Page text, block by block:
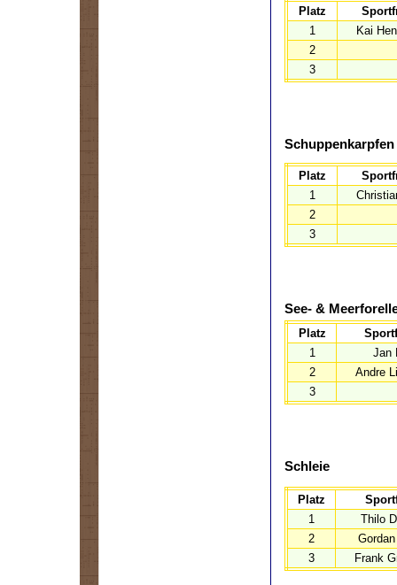
Platz
1
Kai
2
3
Schuppenkarpfen
Platz
1
2
3
See- &
Platz
1
Jan
2
Andre
3
Schleie
Platz
1
Thilo
2
3
Frank